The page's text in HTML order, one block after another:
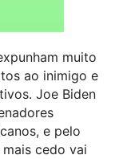
muito
ao inimigo e
Joe Biden
e pelo
cedo vai